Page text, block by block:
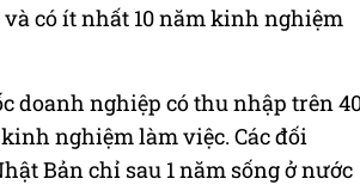
có ít nhất 10 năm kinh nghiệm
doanh nghiệp có thu nhập trên
nghiệm làm việc. Các đối
Bản chỉ sau 1 năm sống ở nước